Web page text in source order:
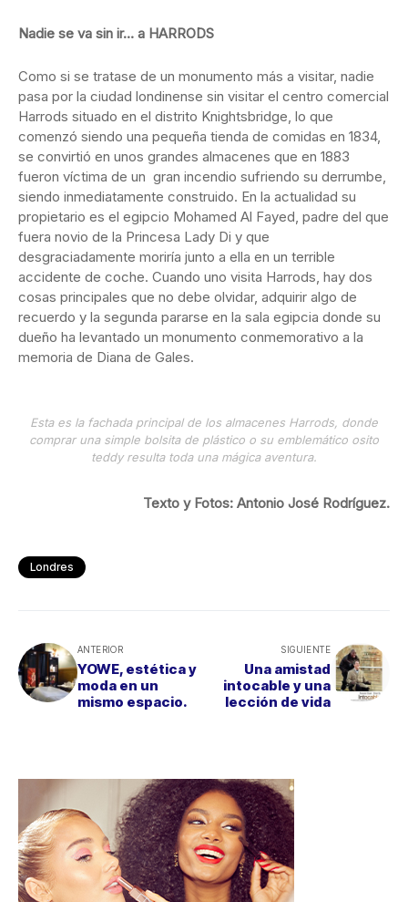
Nadie se va sin ir… a HARRODS
Como si se tratase de un monumento más a visitar, nadie
pasa por la ciudad londinense sin visitar el centro comercial
Harrods situado en el distrito Knightsbridge, lo que
comenzó siendo una pequeña tienda de comidas en 1834,
se convirtió en unos grandes almacenes que en 1883
fueron víctima de un gran incendio sufriendo su derrumbe,
siendo inmediatamente construido. En la actualidad su
propietario es el egipcio Mohamed Al Fayed, padre del que
fuera novio de la Princesa Lady Di y que
desgraciadamente moriría junto a ella en un terrible
accidente de coche. Cuando uno visita Harrods, hay dos
cosas principales que no debe olvidar, adquirir algo de
recuerdo y la segunda pararse en la sala egipcia donde su
dueño ha levantado un monumento conmemorativo a la
memoria de Diana de Gales.
Esta es la fachada principal de los almacenes Harrods, donde
comprar una simple bolsita de plástico o su emblemático osito
teddy resulta toda una mágica aventura.
Texto y Fotos: Antonio José Rodríguez.
Londres
ANTERIOR
YOWE, estética y
moda en un
mismo espacio.
SIGUIENTE
Una amistad
intocable y una
lección de vida